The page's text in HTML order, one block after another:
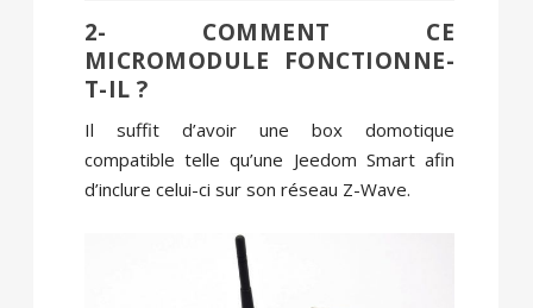
2- COMMENT CE
MICROMODULE FONCTIONNE-
T-IL ?
Il suffit d’avoir une box domotique
compatible telle qu’une Jeedom Smart afin
d’inclure celui-ci sur son réseau Z-Wave.